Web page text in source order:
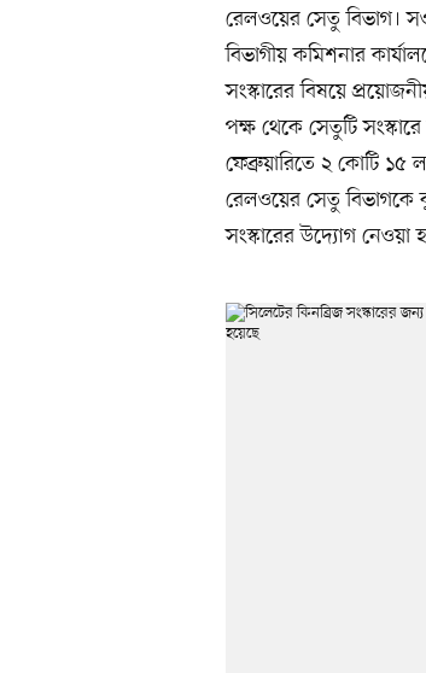
রেলওয়ের সেতু বিভাগ।
বিভাগীয় কমিশনার
সংস্কারের বিষয়ে
পক্ষ থেকে সেতুটি
ফেব্রুয়ারিতে ২ কোটি ১৫
রেলওয়ের সেতু বিভাগকে
সংস্কারের উদ্যোগ নেওয়া